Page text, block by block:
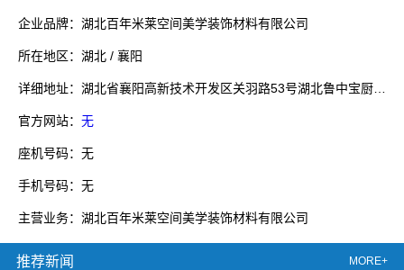
企业品牌：湖北百年米莱空间美学装饰材料有限公司
所在地区：湖北 / 襄阳
官方网站： 无
座机号码：无
手机号码：无
主营业务：湖北百年米莱空间美学装饰材料有限公司
推荐新闻 MORE+